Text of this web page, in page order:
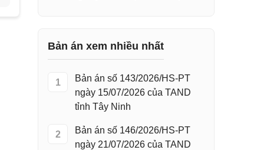
Bản án xem nhiều nhất
1
Bản án số 143/2026/HS-PT
ngày 15/07/2026 của TAND
tỉnh Tây Ninh
2
Bản án số 146/2026/HS-PT
ngày 21/07/2026 của TAND